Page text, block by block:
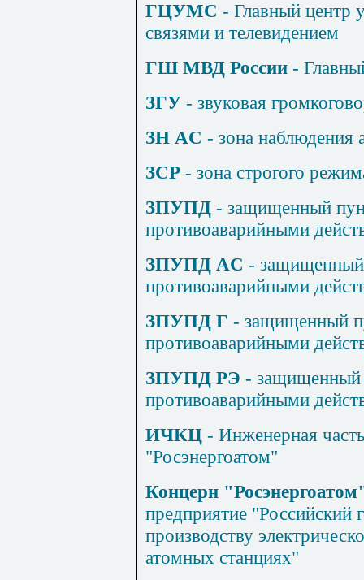
ГЦУМС - Главный центр
связями и телевидением
ГШ МВД России -
ЗГУ - звуковая
ЗН AC - зона наблюдения
ЗСР - зона строгого
ЗПУПД - защищенный
противоаварийными
ЗПУПД AC - защищенный
противоаварийными
ЗПУПД Г - защищенный
противоаварийными
ЗПУПД РЭ - защищенный
противоаварийными
ИЧКЦ - Инженерная
"Росэнергоатом"
Концерн
предприятие "Российский
производству
атомных станциях"